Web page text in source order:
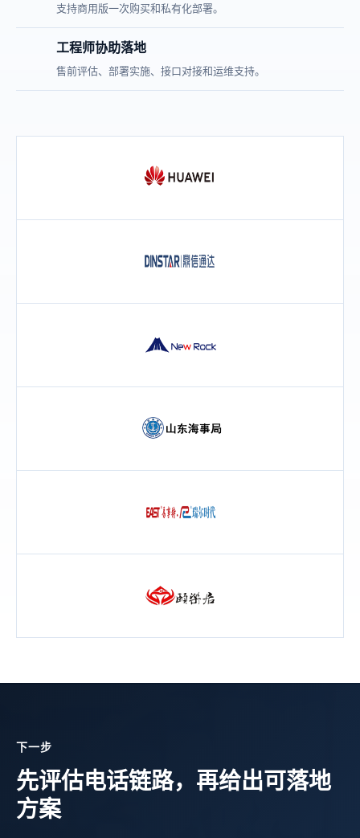
支持商用版一次购买和私有化部署。
工程师协助落地
售前评估、部署实施、接口对接和运维支持。
下一步
先评估电话链路，再给出可落地
方案